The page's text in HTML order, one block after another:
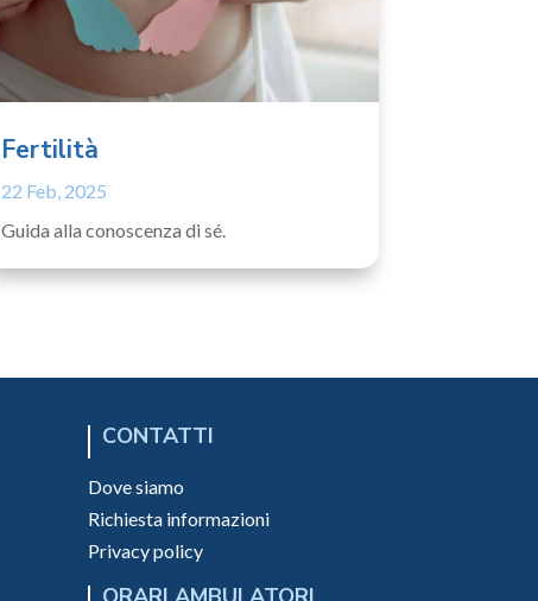
Fertilità
22 Feb, 2025
Guida alla conoscenza di sé.
CONTATTI
Dove siamo
Richiesta informazioni
Privacy policy